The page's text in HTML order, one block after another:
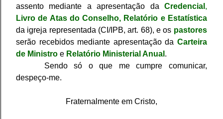
assento mediante a apresentação da
Credencial ,
Livro de Atas do Conselho, Relatório e Estatística
da igreja representada (CI/IPB, art. 68), e os pastores
serão recebidos mediante apresentação da Carteira
de Ministro e Relatório Ministerial Anual .
Sendo só o que me cumpre comunicar,
despeço-me.
Fraternalmente em Cristo,